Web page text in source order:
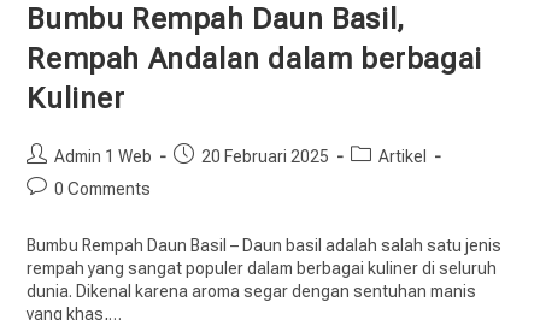
Bumbu Rempah Daun Basil,
Rempah Andalan dalam berbagai
Kuliner
Admin 1 Web 20 Februari 2025
Artikel
0 Comments
Bumbu Rempah Daun Basil – Daun basil adalah salah satu jenis
rempah yang sangat populer dalam berbagai kuliner di seluruh
dunia. Dikenal karena aroma segar dengan sentuhan manis
yang khas,…